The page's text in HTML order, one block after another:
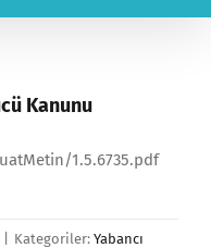
Kanunu
1.5.6735.pdf
Kategoriler: Yabancı